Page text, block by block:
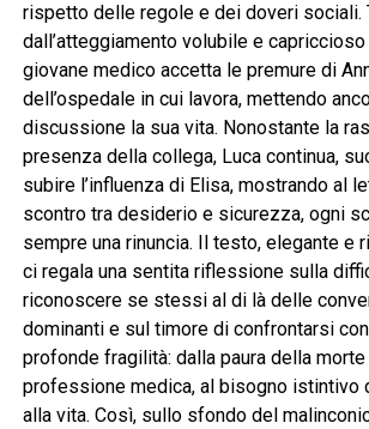
rispetto delle regole e dei doveri sociali.
dall’atteggiamento volubile e capriccioso
giovane medico accetta le premure di
dell’ospedale in cui lavora, mettendo
discussione la sua vita. Nonostante la
presenza della collega, Luca continua,
subire l’influenza di Elisa, mostrando al
scontro tra desiderio e sicurezza, ogni
sempre una rinuncia. Il testo, elegante e
ci regala una sentita riflessione sulla
riconoscere se stessi al di là delle
dominanti e sul timore di confrontarsi
profonde fragilità: dalla paura della
professione medica, al bisogno istintivo
alla vita. Così, sullo sfondo del